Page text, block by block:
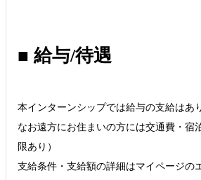
■ 給与/待遇
本インターンシップでは給与の支給はあ
なお遠方にお住まいの方には交通費・宿
限あり）
支給条件・支給額の詳細はマイページの